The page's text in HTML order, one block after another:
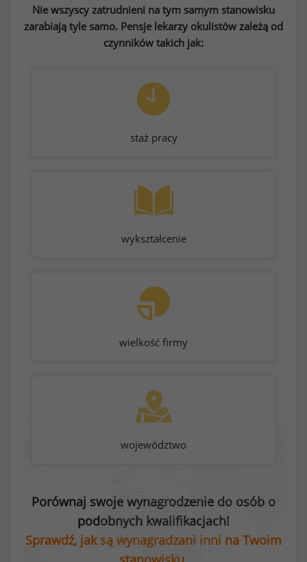
Nie wszyscy zatrudnieni na tym samym stanowisku
zarabiają tyle samo. Pensje lekarzy okulistów zależą od
czynników takich jak:
staż pracy
wykształcenie
wielkość firmy
województwo
Porównaj swoje wynagrodzenie do osób o
podobnych kwalifikacjach!
Sprawdź, jak są wynagradzani inni na Twoim